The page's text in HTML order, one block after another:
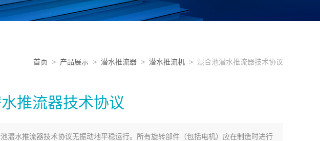
首页 > 产品展示 > 潜水推流器 > 潜水推流机 > 混合池潜水推流器技术协议
推流器技术协议
潜水推流器技术协议无振动地平稳运行。所有旋转部件（包括电机）应在制造时进行